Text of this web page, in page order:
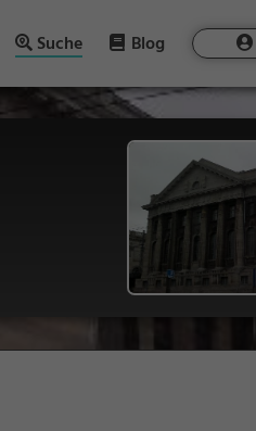
Suche Blog